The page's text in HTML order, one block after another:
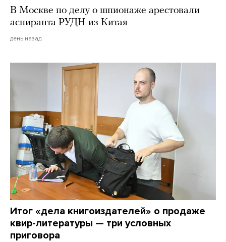
В Москве по делу о шпионаже арестовали
аспиранта РУДН из Китая
день назад
Итог «дела книгоиздателей» о продаже
квир-литературы — три условных
приговора